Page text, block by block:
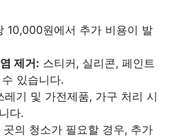
10,000원에서 추가 비용이 발
제거: 스티커, 실리콘, 페인트
있습니다.
레기 및 가전제품, 가구 처리 시
다.
곳의 청소가 필요할 경우, 추가